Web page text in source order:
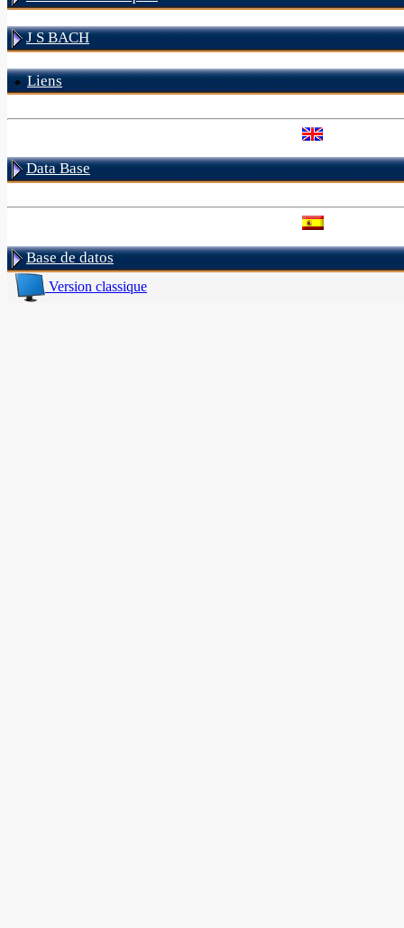
J S BACH
Liens
Data Base
Base de datos
Version classique